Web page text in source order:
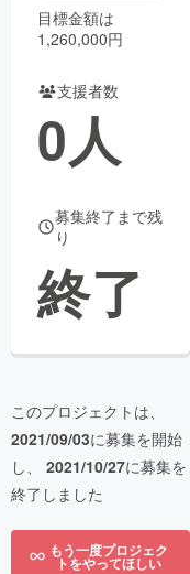
チャレンジ
Creation
目標金額は
1,260,000円
支援者数
0人
募集終了まで残
り
終了
このプロジェクトは、
2021/09/03に募集を開始
し、 2021/10/27に募集を
終了しました
もう一度プロジェク
トをやってほしい